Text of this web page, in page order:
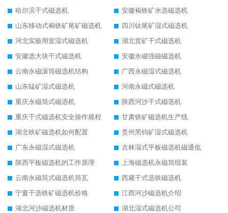
哈尔滨干式磁选机
安徽褐铁矿水选磁选机
山东移动式褐铁矿尾矿磁选机
四川钛尾矿湿式磁选机
河北实验用室湿式磁选机
湖北贫矿干式磁选机
安徽选大块干式磁选机
安徽永磁强磁磁选机
云南永磁滚筒磁选机结构
广西永磁湿式磁选机
山东锰矿湿式磁选机
河南永磁式磁选机
重庆永磁筒式磁选机
陕西河沙干式磁选机
重庆干式磁选机安全操作规程
甘肃铁矿磁选机生产线
湖北铁矿磁选机如何配置
贵州黑钨矿湿式磁选机
广东永磁湿式磁选机
吉林湿式平板磁选机磁通低
陕西平板磁选机的工作原理
上海磁选机永磁筒组装
云南永磁筒式磁选机筒瓦
西藏干式选铁磁选机
宁夏干选铁矿磁选机价格
江西河沙磁选机介绍
湖北河沙磁选机材质
湖北湿式磁选机公司